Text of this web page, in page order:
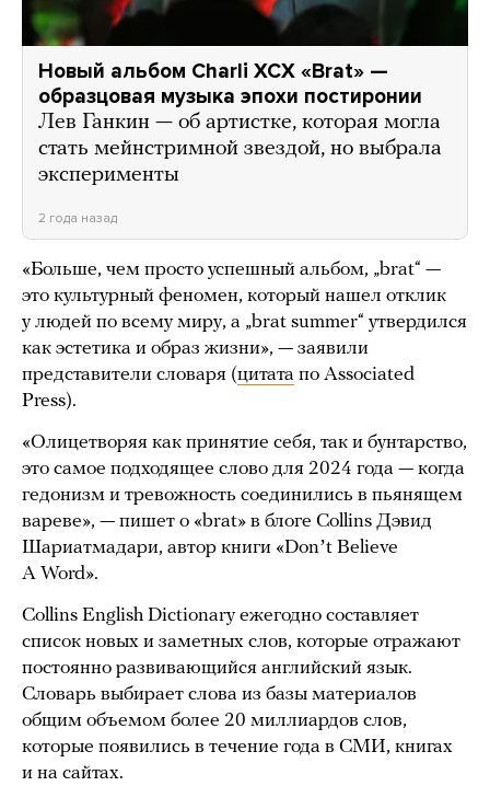
Новый альбом Charli XCX «Brat» —
образцовая музыка эпохи постиронии
Лев Ганкин — об артистке, которая могла
стать мейнстримной звездой, но выбрала
эксперименты
2 года назад
«Больше, чем просто успешный альбом, „brat“ —
это культурный феномен, который нашел отклик
у людей по всему миру, а „brat summer“ утвердился
как эстетика и образ жизни», — заявили
представители словаря (цитата по Associated
Press).
«Олицетворяя как принятие себя, так и бунтарство,
это самое подходящее слово для 2024 года — когда
гедонизм и тревожность соединились в пьянящем
вареве», — пишет о «brat» в блоге Collins Дэвид
Шариатмадари, автор книги «Donʼt Believe
A Word».
Collins English Dictionary ежегодно составляет
список новых и заметных слов, которые отражают
постоянно развивающийся английский язык.
Словарь выбирает слова из базы материалов
общим объемом более 20 миллиардов слов,
которые появились в течение года в СМИ, книгах
и на сайтах.